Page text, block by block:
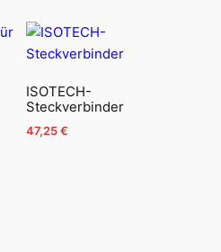
ISOTECH-
Steckverbinder
47,25 €